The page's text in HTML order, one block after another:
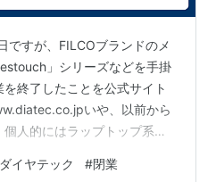
すが、FILCOブランドのメ
」シリーズなどを手掛
終了したことを公式サイト
いや、以前から
人的にはラップトップ系を
使ったことがありませんで
ダイヤテック #閉業